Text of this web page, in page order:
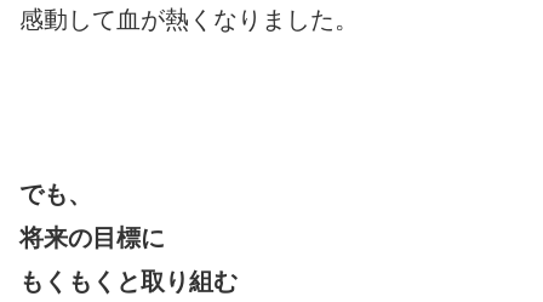
感動して血が熱くなりました。
でも、
将来の目標に
もくもくと取り組む